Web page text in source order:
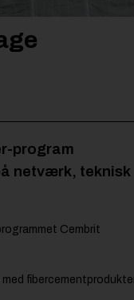
program
netværk, teknisk
Cembrit